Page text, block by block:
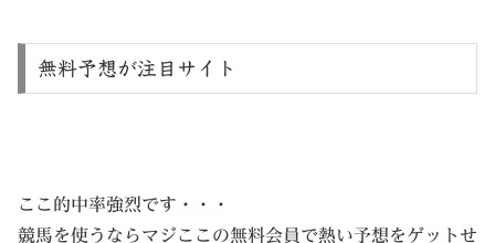
無料予想が注目サイト
ここ的中率強烈です・・・
競馬を使うならマジここの無料会員で熱い予想をゲットせ